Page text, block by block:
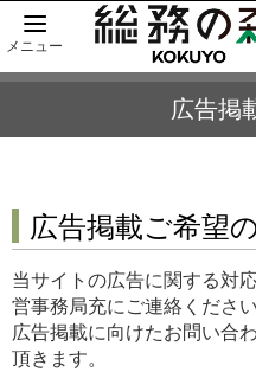
メニュー
広告掲
広告掲載ご希望
当サイトの広告に関する対
営事務局充にご連絡ください
広告掲載に向けたお問い合
頂きます。